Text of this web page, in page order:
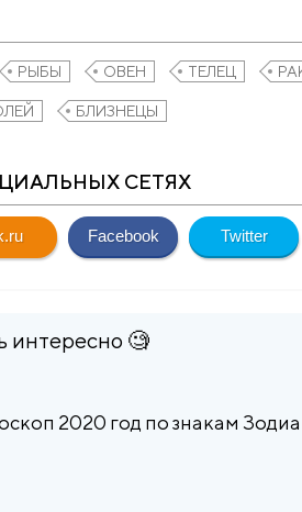
РЫБЫ ОВЕН ТЕЛЕЦ
БЛИЗНЕЦЫ
СЕТЯХ
Facebook Twitter
интересно 🧐
2020 год по знакам